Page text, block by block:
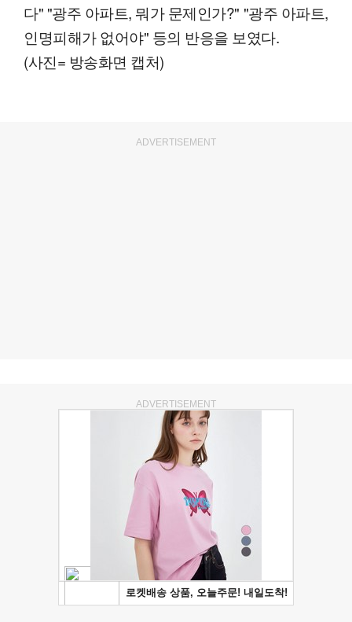
다" "광주 아파트, 뭐가 문제인가?" "광주 아파트,
인명피해가 없어야" 등의 반응을 보였다.
(사진= 방송화면 캡처)
ADVERTISEMENT
ADVERTISEMENT